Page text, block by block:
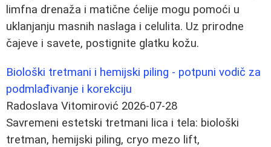
limfna drenaža i matične ćelije mogu pomoći u
uklanjanju masnih naslaga i celulita. Uz prirodne
čajeve i savete, postignite glatku kožu.
Biološki tretmani i hemijski piling - potpuni vodič za
podmlađivanje i korekciju
Radoslava Vitomirović 2026-07-28
Savremeni estetski tretmani lica i tela: biološki
tretman, hemijski piling, cryo mezo lift,